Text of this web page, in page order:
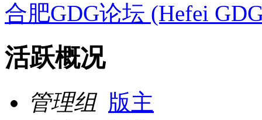
合肥GDG论坛 (Hefei
活跃概况
管理组 版主